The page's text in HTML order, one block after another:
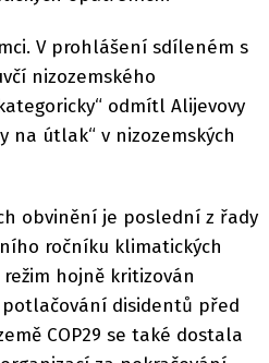
V prohlášení sdíleném s
nizozemského
odmítl Alijevovy
na útlak“ v nizozemských
obvinění je poslední z řady
ročníku klimatických
hojně kritizován
disidentů před
COP29 se také dostala